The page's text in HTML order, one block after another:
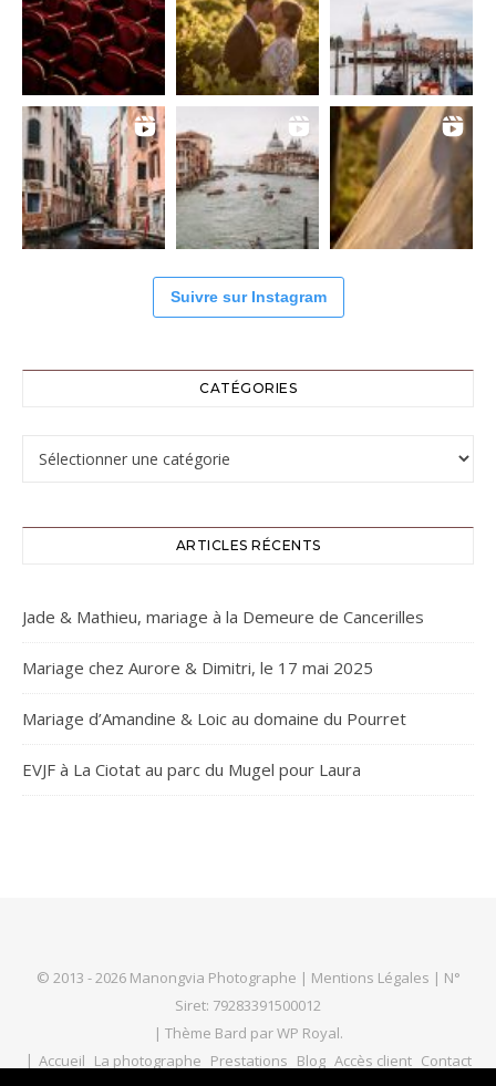
Suivre sur Instagram
CATÉGORIES
Catégories
ARTICLES RÉCENTS
Jade & Mathieu, mariage à la Demeure de Cancerilles
Mariage chez Aurore & Dimitri, le 17 mai 2025
Mariage d’Amandine & Loic au domaine du Pourret
EVJF à La Ciotat au parc du Mugel pour Laura
© 2013 - 2026 Manongvia Photographe | Mentions Légales | N°
Siret: 79283391500012
| Thème Bard parWP Royal.
Accueil La photographe Prestations Blog Accès client Contact